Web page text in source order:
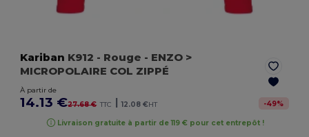
Kariban K912 - Rouge - ENZO >
MICROPOLAIRE COL ZIPPÉ
À partir de
14.13 €27.68 € TTC | 12.08 €HT -49%
Livraison gratuite à partir de 119 € pour cet entrepôt !